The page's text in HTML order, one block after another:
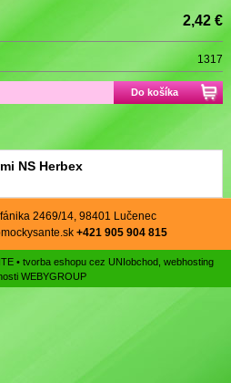
2,42 €
1317
Do košíka
NS Herbex
2469/14, 98401 Lučenec
+421 905 904 815
• tvorba eshopu cez UNIobchod webhosting
WEBYGROUP